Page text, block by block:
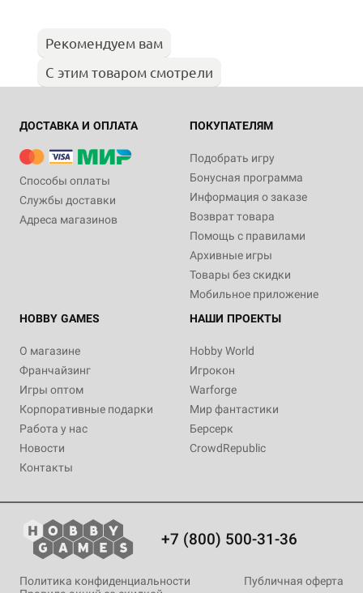
Рекомендуем вам
С этим товаром смотрели
ДОСТАВКА И ОПЛАТА
Способы оплаты
Службы доставки
Адреса магазинов
ПОКУПАТЕЛЯМ
Подобрать игру
Бонусная программа
Информация о заказе
Возврат товара
Помощь с правилами
Архивные игры
Товары без скидки
Мобильное приложение
HOBBY GAMES
О магазине
Франчайзинг
Игры оптом
Корпоративные подарки
Работа у нас
Новости
Контакты
НАШИ ПРОЕКТЫ
Hobby World
Игрокон
Warforge
Мир фантастики
Берсерк
CrowdRepublic
+7 (800) 500-31-36
Политика конфиденциальности
Публичная оферта